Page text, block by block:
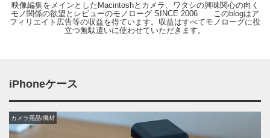
映像編集をメインとしたMacintoshとカメラ、ワタシの興味関心の向く
モノ関係の欲望とレビューのモノローグ SINCE 2006 このblogはア
フィリエイト広告等の収益を得ています。収益はすべてモノローグに役
立つ無駄遣いに使わせていただきます。
iPhoneケース
カメラ用品/機材